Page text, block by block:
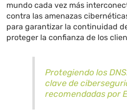
mundo cada vez más
contra las amenazas
para garantizar la continuidad
proteger la confianza de los
Protegiendo los
clave de
recomendadas por